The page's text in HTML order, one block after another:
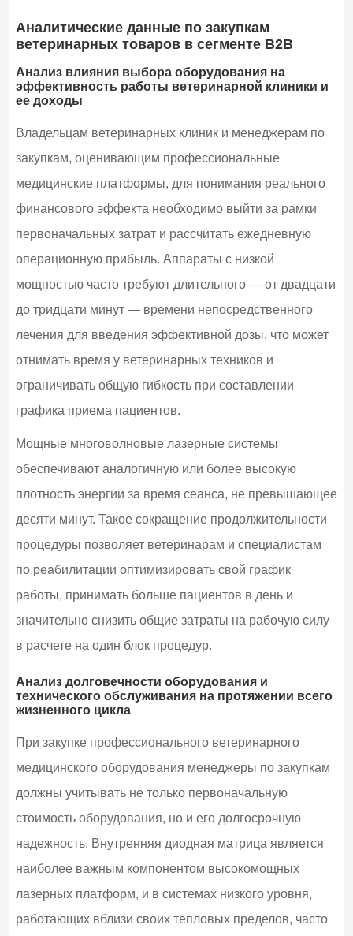
Аналитические данные по закупкам
ветеринарных товаров в сегменте B2B
Анализ влияния выбора оборудования на
эффективность работы ветеринарной клиники и
ее доходы
Владельцам ветеринарных клиник и менеджерам по
закупкам, оценивающим профессиональные
медицинские платформы, для понимания реального
финансового эффекта необходимо выйти за рамки
первоначальных затрат и рассчитать ежедневную
операционную прибыль. Аппараты с низкой
мощностью часто требуют длительного — от двадцати
до тридцати минут — времени непосредственного
лечения для введения эффективной дозы, что может
отнимать время у ветеринарных техников и
ограничивать общую гибкость при составлении
графика приема пациентов.
Мощные многоволновые лазерные системы
обеспечивают аналогичную или более высокую
плотность энергии за время сеанса, не превышающее
десяти минут. Такое сокращение продолжительности
процедуры позволяет ветеринарам и специалистам
по реабилитации оптимизировать свой график
работы, принимать больше пациентов в день и
значительно снизить общие затраты на рабочую силу
в расчете на один блок процедур.
Анализ долговечности оборудования и
технического обслуживания на протяжении всего
жизненного цикла
При закупке профессионального ветеринарного
медицинского оборудования менеджеры по закупкам
должны учитывать не только первоначальную
стоимость оборудования, но и его долгосрочную
надежность. Внутренняя диодная матрица является
наиболее важным компонентом высокомощных
лазерных платформ, и в системах низкого уровня,
работающих вблизи своих тепловых пределов, часто